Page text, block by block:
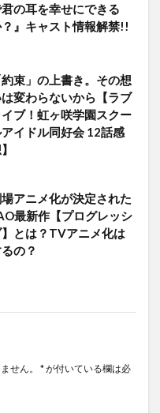
の耳を幸せにできる
』キャスト情報解禁!!
約束」の上書き。その想
変わらないから【ラブ
ブ！虹ヶ咲学園スクー
イドル同好会 12話感
アニメ化が決定された
最新作【プログレッシ
】とは？TVアニメ化は
の？
せん。 *が付いている欄は必